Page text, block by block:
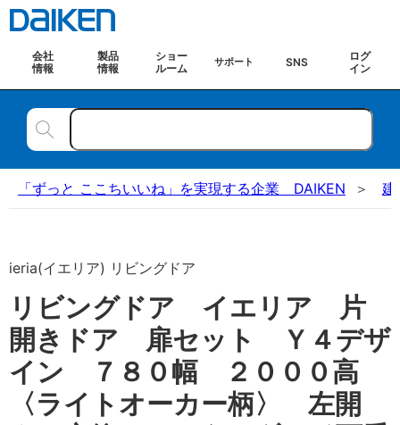
会社
情報
製品
情報
ショー
ルーム
サポート SNS
ログ
イン
「ずっと ここちいいね」を実現する企業 DAIKEN 建
ieria(イエリア) リビングドア
リビングドア イエリア 片
開きドア 扉セット Ｙ４デザ
イン ７８０幅 ２０００高
〈ライトオーカー柄〉 左開